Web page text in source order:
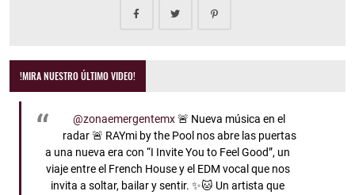
!MIRA NUESTRO ÚLTIMO VIDEO!
@zonaemergentemx🚨 Nueva música en el
radar 🚨 RAYmi by the Pool nos abre las puertas
a una nueva era con “I Invite You to Feel Good”, un
viaje entre el French House y el EDM vocal que nos
invita a soltar, bailar y sentir. ✨🐱 Un artista que